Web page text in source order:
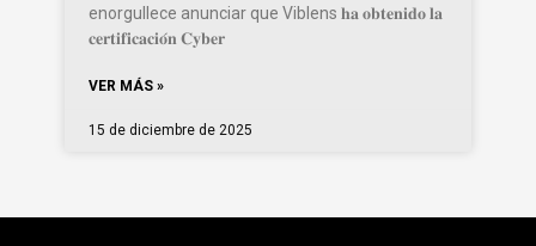
enorgullece anunciar que Viblens 𝐡𝐚 𝐨𝐛𝐭𝐞𝐧𝐢𝐝𝐨 𝐥𝐚
𝐜𝐞𝐫𝐭𝐢𝐟𝐢𝐜𝐚𝐜𝐢𝐨́𝐧 𝐂𝐲𝐛𝐞𝐫
VER MÁS »
15 de diciembre de 2025